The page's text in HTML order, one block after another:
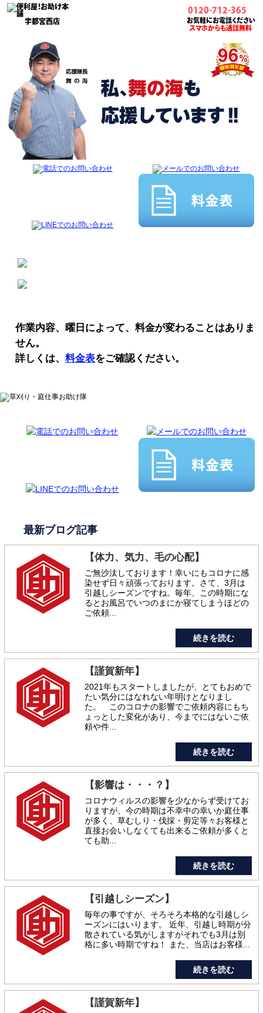
宇都宮西店
0120-712-365
お気軽にお電話ください
スマホからも通話無料
作業内容、曜日によって、料金が変わることはありま
せん。
詳しくは、 料金表をご確認ください。
最新ブログ記事
【体力、気力、毛の心配】
ご無沙汰しております！幸いにもコロナに感
染せず日々頑張っております。さて、3月は
引越しシーズンですね。毎年、この時期にな
るとお風呂でいつのまにか寝てしまうほどの
ご依頼...
続きを読む
【謹賀新年】
2021年もスタートしましたが、とてもおめで
たい気分にはなれない年明けとなりまし
た。 このコロナの影響でご依頼内容にもち
ょっとした変化があり、今までにはないご依
頼や件...
続きを読む
【影響は・・・？】
コロナウィルスの影響を少なからず受けてお
りますが、今の時期は不幸中の幸いか庭仕事
が多く、草むしり・伐採・剪定等々お客様と
直接お会いしなくても出来るご依頼が多くと
ても助...
続きを読む
【引越しシーズン】
毎年の事ですが、そろそろ本格的な引越しシ
ーズンにはいります。 近年、引越し時期が分
散されている気がしますがそれでも3月は別
格に多い時期ですね！ また、当店はお客様...
続きを読む
【謹賀新年】